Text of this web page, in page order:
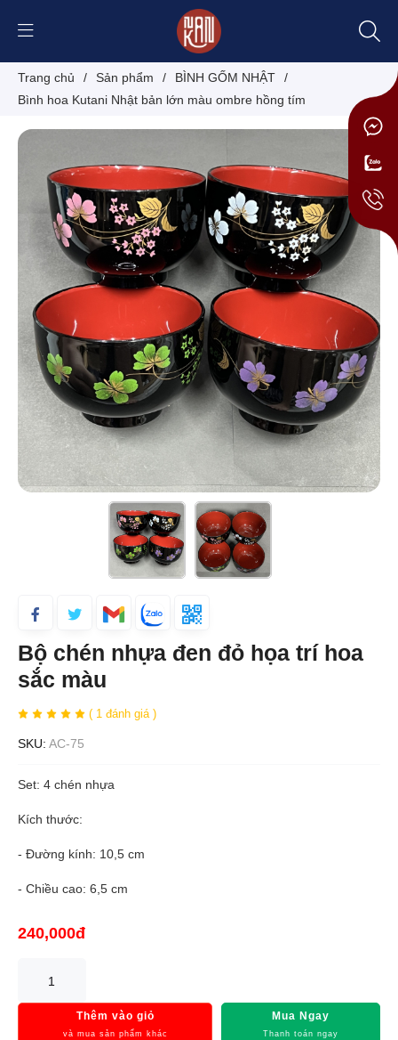
Trang chủ / Sản phẩm / BÌNH GỐM NHẬT
/
Bình hoa Kutani Nhật bản lớn màu ombre hồng tím
Bộ chén nhựa đen đỏ họa trí hoa
sắc màu
( 1 đánh giá )
SKU: AC-75
Set: 4 chén nhựa
Kích thước:
- Đường kính: 10,5 cm
- Chiều cao: 6,5 cm
240,000đ
Thêm vào giỏ
và mua sản phẩm khác
Mua Ngay
Thanh toán ngay